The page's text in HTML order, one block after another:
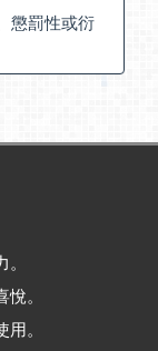
懲罰性或衍
。
。